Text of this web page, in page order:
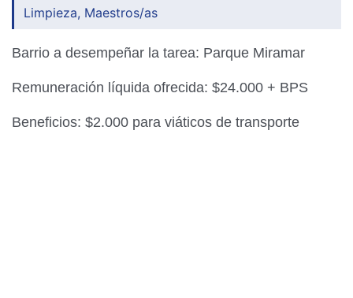
Limpieza, Maestros/as
Barrio a desempeñar la tarea: Parque Miramar
Remuneración líquida ofrecida: $24.000 + BPS
Beneficios: $2.000 para viáticos de transporte